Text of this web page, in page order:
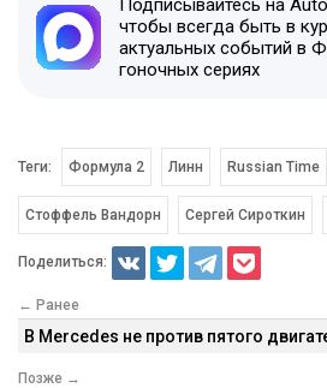
Подписывайтесь на
чтобы всегда быть в
актуальных событий в
гоночных сериях
Теги: Формула 2 Линн Russian Time
Стоффель Вандорн Сергей Сироткин
Поделиться:
← Ранее
В Mercedes не против пятого
Позже →